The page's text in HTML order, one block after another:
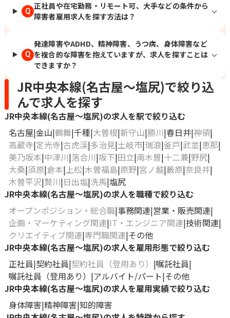
Q
正社員や在宅勤務・リモート可、大手などの条件から
障害者雇用求人を探す方法は？
Q
発達障害やADHD、精神障害、うつ病、身体障害など
を複合的な障害を抱えていますが、求人を探すことは
できますか？
JR中央本線(名古屋～塩尻)で絞り込
んで求人を探す
JR中央本線(名古屋～塩尻)の求人を駅で絞り込む
名古屋 金山 鶴舞 千種 大曽根 新守山 勝川 春日井 神領
高蔵寺 定光寺 古虎渓 多治見 土岐市 瑞浪 釜戸 武並 恵那
美乃坂本 中津川 落合川 坂下 田立 南木曽 十二兼 野尻
大桑 須原 倉本 上松 木曽福島 原野 宮ノ越 藪原 奈良井
木曽平沢 贄川 日出塩 洗馬 塩尻
JR中央本線(名古屋～塩尻)の求人を職種で絞り込む
オープンポジション・総合職 事務関連 営業・販売関連
企画・マーケティング関連 IT・エンジニア関連 技術関連
クリエイティブ関連 専門職関連 その他
JR中央本線(名古屋～塩尻)の求人を雇用形態で絞り込む
正社員 契約社員 契約社員（登用あり）
嘱託社員
嘱託社員（登用あり）
アルバイト/パート その他
JR中央本線(名古屋～塩尻)の求人を雇用実績で絞り込む
身体障害 精神障害 知的障害